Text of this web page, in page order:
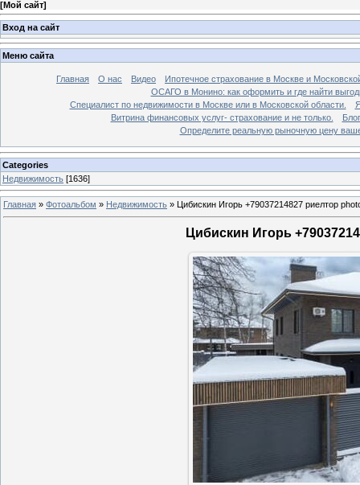
[Мой сайт]
Вход на сайт
Меню сайта
Главная О нас Видео
Ипотечное страхование в Москве и
ОСАГО в Монино: как оформить и где найти
Специалист по недвижимости в Москве или в Московской области.
Витрина финансовых услуг- страхование и не только.
Блог
Определите реальную рыночную цену
Categories
Недвижимость [1636]
Главная » Фотоальбом » Недвижимость » Цибискин Игорь +79037214827 риелтор
Цибискин Игорь